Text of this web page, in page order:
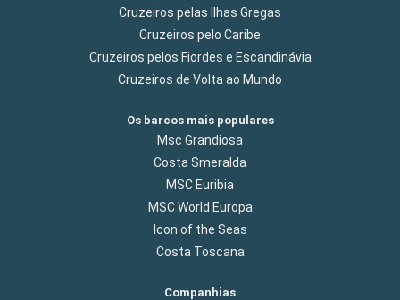
Cruzeiros pelas Ilhas Gregas
Cruzeiros pelo Caribe
Cruzeiros pelos Fiordes e Escandinávia
Cruzeiros de Volta ao Mundo
Os barcos mais populares
Msc Grandiosa
Costa Smeralda
MSC Euribia
MSC World Europa
Icon of the Seas
Costa Toscana
Companhias